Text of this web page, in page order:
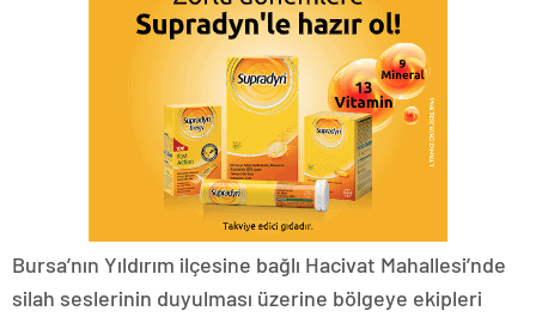
Bursa’nın Yıldırım ilçesine bağlı Hacivat Mahallesi’nde
silah seslerinin duyulması üzerine bölgeye ekipleri